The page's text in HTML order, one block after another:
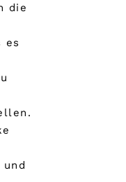
die
es